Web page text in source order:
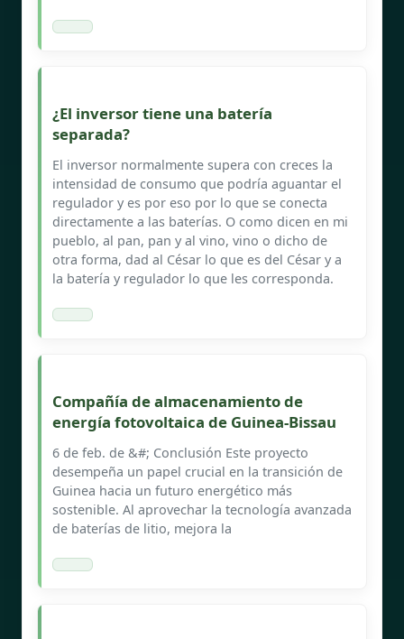
¿El inversor tiene una batería
separada?
El inversor normalmente supera con creces la
intensidad de consumo que podría aguantar el
regulador y es por eso por lo que se conecta
directamente a las baterías. O como dicen en mi
pueblo, al pan, pan y al vino, vino o dicho de
otra forma, dad al César lo que es del César y a
la batería y regulador lo que les corresponda.
Compañía de almacenamiento de
energía fotovoltaica de Guinea-Bissau
6 de feb. de &#; Conclusión Este proyecto
desempeña un papel crucial en la transición de
Guinea hacia un futuro energético más
sostenible. Al aprovechar la tecnología avanzada
de baterías de litio, mejora la